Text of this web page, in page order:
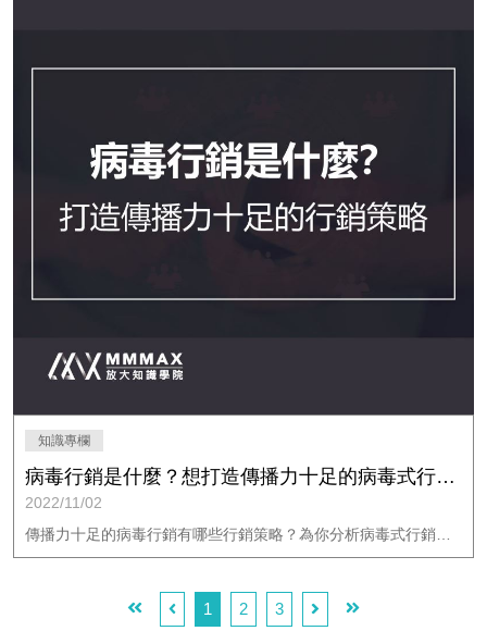
知識專欄
病毒行銷是什麼？想打造傳播力十足的病毒式行銷，有哪些行銷策略？｜放大知識學院
2022/11/02
1 2 3